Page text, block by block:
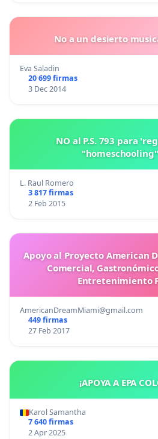
No a un desierto
Eva Saladin
20 699 firmas
3 Dec 2014
NO al P.S. 793 para
"homeschooling"
L. Raul Romero
3 817 firmas
2 Feb 2015
Apoyo al Proyecto American
Comercial,
Entretenimiento
AmericanDreamMiami@gmail.com
449 firmas
27 Feb 2017
¡APOYA A EPA
Karol Samantha
7 640 firmas
2 Apr 2025